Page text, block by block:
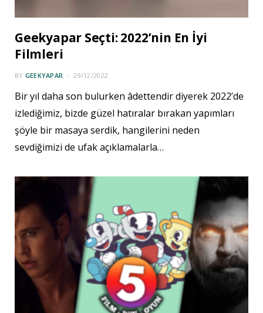
Geekyapar Seçti: 2022’nin En İyi
Filmleri
BY GEEKYAPAR 29/12/2022
Bir yıl daha son bulurken âdettendir diyerek 2022’de
izlediğimiz, bizde güzel hatıralar bırakan yapımları
şöyle bir masaya serdik, hangilerini neden
sevdiğimizi de ufak açıklamalarla…